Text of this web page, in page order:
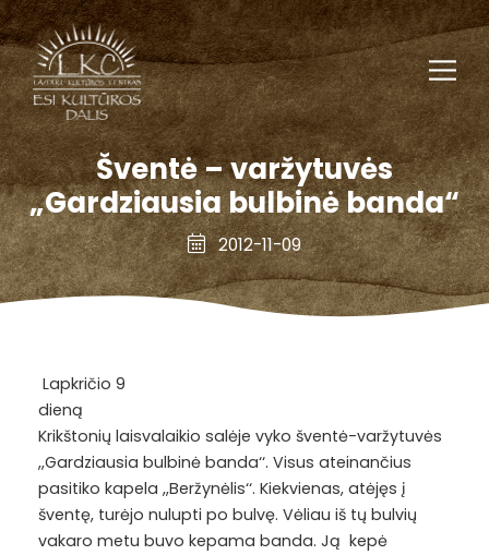
Šventė – varžytuvės
„Gardziausia bulbinė banda“
2012-11-09
Lapkričio 9
dieną
Krikštonių laisvalaikio salėje vyko šventė-varžytuvės
,,Gardziausia bulbinė banda‘‘. Visus ateinančius
pasitiko kapela ,,Beržynėlis‘‘. Kiekvienas, atėjęs į
šventę, turėjo nulupti po bulvę. Vėliau iš tų bulvių
vakaro metu buvo kepama banda. Ją kepė